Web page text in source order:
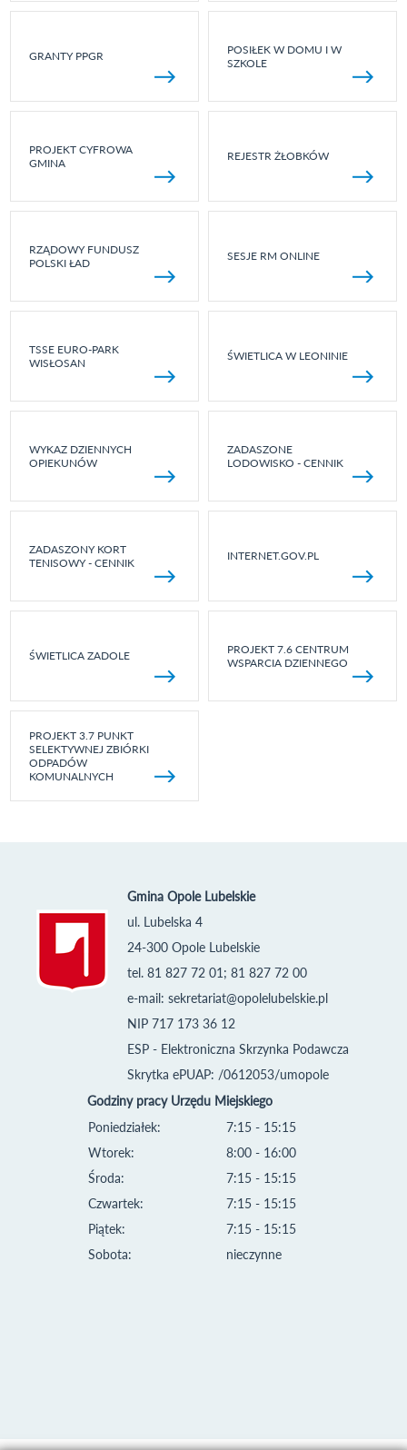
GRANTY PPGR
POSIŁEK W DOMU I W
SZKOLE
PROJEKT CYFROWA
GMINA
REJESTR ŻŁOBKÓW
RZĄDOWY FUNDUSZ
POLSKI ŁAD
SESJE RM ONLINE
TSSE EURO-PARK
WISŁOSAN
ŚWIETLICA W LEONINIE
WYKAZ DZIENNYCH
OPIEKUNÓW
ZADASZONE
LODOWISKO - CENNIK
ZADASZONY KORT
TENISOWY - CENNIK
INTERNET.GOV.PL
ŚWIETLICA ZADOLE
PROJEKT 7.6 CENTRUM
WSPARCIA DZIENNEGO
PROJEKT 3.7 PUNKT
SELEKTYWNEJ ZBIÓRKI
ODPADÓW
KOMUNALNYCH
Gmina Opole Lubelskie
ul. Lubelska 4
24-300 Opole Lubelskie
tel. 81 827 72 01; 81 827 72 00
e-mail: sekretariat@opolelubelskie.pl
NIP 717 173 36 12
ESP - Elektroniczna Skrzynka Podawcza
Skrytka ePUAP: /0612053/umopole
Godziny pracy Urzędu Miejskiego
Poniedziałek:
Wtorek:
Środa:
Czwartek:
Piątek:
Sobota:
7:15 - 15:15
8:00 - 16:00
7:15 - 15:15
7:15 - 15:15
7:15 - 15:15
nieczynne